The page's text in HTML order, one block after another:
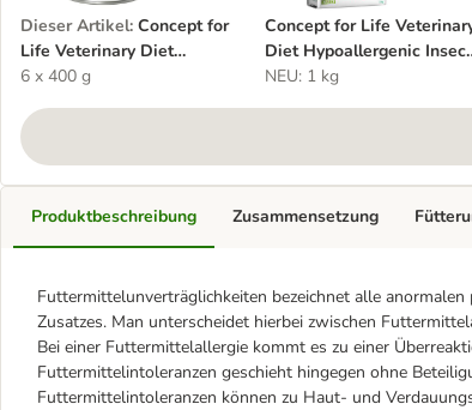
Dieser Artikel: Concept for
Life Veterinary Diet
Hypoallergenic Känguru
6 x 400 g
Concept for Life
Diet Hypoallergenic Insect
Hundefutter
NEU: 1 kg
Produktbeschreibung
Futtermittelunverträglichkeiten bezeichnet alle
Zusatzes. Man unterscheidet hierbei zwischen
Bei einer Futtermittelallergie kommt es zu einer
Futtermittelintoleranzen geschieht hingegen ohne
Futtermittelintoleranzen können zu Haut- und
Zusammensetzung